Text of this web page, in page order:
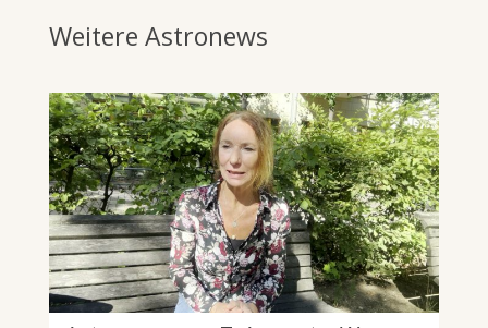
Weitere Astronews